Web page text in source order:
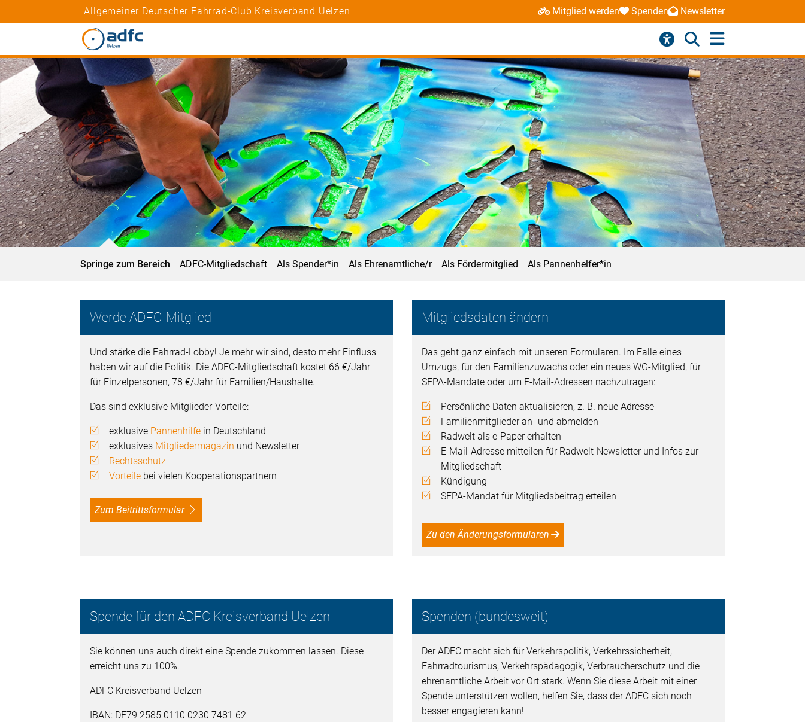
Allgemeiner Deutscher Fahrrad-Club Kreisverband Uelzen Mitglied werden Spenden Newsletter
Springe zum Bereich ADFC-Mitgliedschaft Als Spender*in Als Ehrenamtliche/r Als Fördermitglied Als Pannenhelfer*in
Werde ADFC-Mitglied
Und stärke die Fahrrad-Lobby! Je mehr wir sind, desto mehr Einfluss
haben wir auf die Politik. Die ADFC-Mitgliedschaft kostet 66 €/Jahr
für Einzelpersonen, 78 €/Jahr für Familien/Haushalte.
Das sind exklusive Mitglieder-Vorteile:
exklusive Pannenhilfe in Deutschland
exklusives Mitgliedermagazin und Newsletter
Rechtsschutz
Vorteile bei vielen Kooperationspartnern
Zum Beitrittsformular
Mitgliedsdaten ändern
Das geht ganz einfach mit unseren Formularen. Im Falle eines
Umzugs, für den Familienzuwachs oder ein neues WG-Mitglied, für
SEPA-Mandate oder um E-Mail-Adressen nachzutragen:
Persönliche Daten aktualisieren, z. B. neue Adresse
Familienmitglieder an- und abmelden
Radwelt als e-Paper erhalten
E-Mail-Adresse mitteilen für Radwelt-Newsletter und Infos zur
Mitgliedschaft
Kündigung
SEPA-Mandat für Mitgliedsbeitrag erteilen
Zu den Änderungsformularen
Spende für den ADFC Kreisverband Uelzen
Sie können uns auch direkt eine Spende zukommen lassen. Diese
erreicht uns zu 100%.
ADFC Kreisverband Uelzen
IBAN: DE79 2585 0110 0230 7481 62
Spenden (bundesweit)
Der ADFC macht sich für Verkehrspolitik, Verkehrssicherheit,
Fahrradtourismus, Verkehrspädagogik, Verbraucherschutz und die
ehrenamtliche Arbeit vor Ort stark. Wenn Sie diese Arbeit mit einer
Spende unterstützen wollen, helfen Sie, dass der ADFC sich noch
besser engagieren kann!